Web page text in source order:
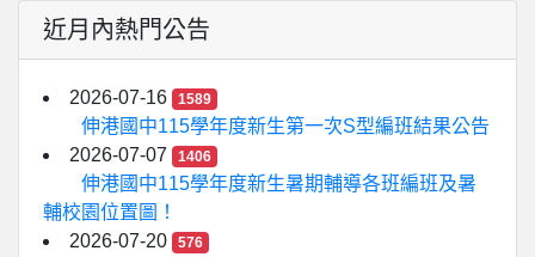
近月內熱門公告
2026-07-16 1589
伸港國中115學年度新生第一次S型編班結果公告
2026-07-07
1406
伸港國中115學年度新生暑期輔導各班編班及暑
輔校園位置圖！
2026-07-20
576